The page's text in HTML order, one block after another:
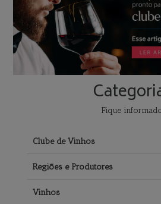
Fique
Clube de Vinhos
Regiões e Produtores
Vinhos